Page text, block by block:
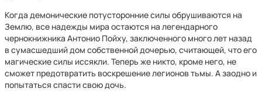
Когда демонические потусторонние силы обрушиваются на
Землю, все надежды мира остаются на легендарного
чернокнижника Антонио Пойху, заключенного много лет назад
в сумасшедший дом собственной дочерью, считающей, что его
магические силы иссякли. Теперь же никто, кроме него, не
сможет предотвратить воскрешение легионов тьмы. А заодно и
попытаться спасти свою дочь.